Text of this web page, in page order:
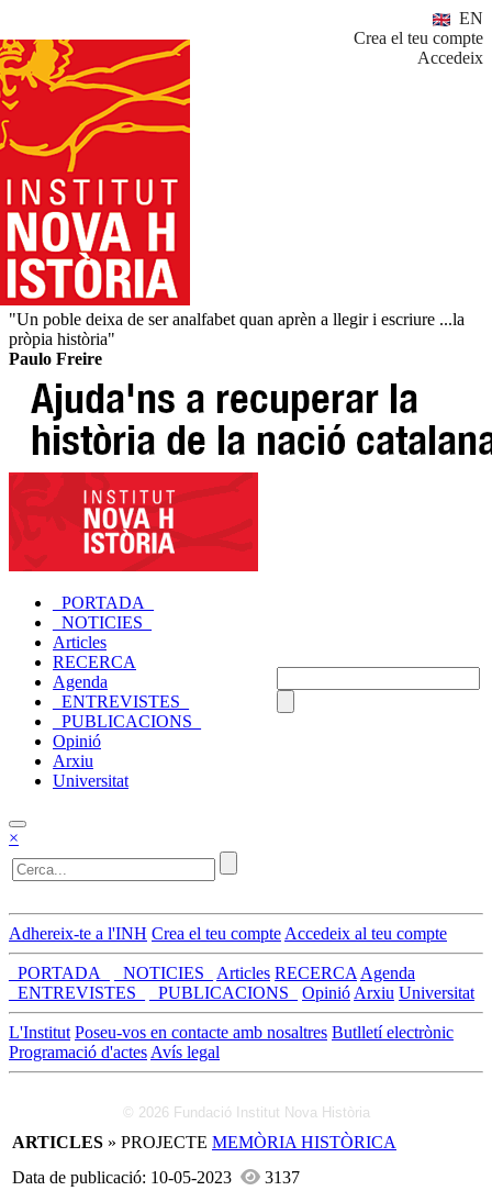
EN
Crea el teu compte
Accedeix
"Un poble deixa de ser analfabet quan aprèn a llegir i escriure ...la
pròpia història"
Paulo Freire
_PORTADA_
_NOTICIES_
Articles
RECERCA
Agenda
_ENTREVISTES_
_PUBLICACIONS_
Opinió
Arxiu
Universitat
×
Adhereix-te a l'INH Crea el teu compte Accedeix al teu compte
_PORTADA_ _NOTICIES_ Articles RECERCA Agenda
_ENTREVISTES_
_PUBLICACIONS_ Opinió Arxiu Universitat
L'Institut Poseu-vos en contacte amb nosaltres Butlletí electrònic
Programació d'actes Avís legal
© 2026 Fundació Institut Nova Història
ARTICLES » PROJECTE MEMÒRIA HISTÒRICA
Data de publicació: 10-05-2023
3137